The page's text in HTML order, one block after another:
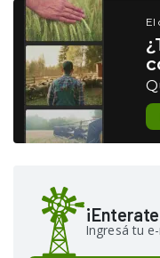
El
Ingresá tu